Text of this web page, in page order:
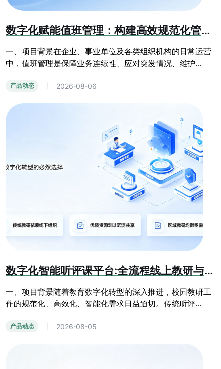
数字化赋能值班管理：构建高效规范化管控体系
一、项目背景在企业、事业单位及各类组织机构的日常运营
中，值班管理是保障业务连续性、应对突发情况、维护...
产品动态 2026-08-06
数字化智能听评课平台:全流程线上教研与教学质量提升系统
一、项目背景随着教育数字化转型的深入推进，校园教研工
作的规范化、高效化、智能化需求日益迫切。传统听评...
产品动态 2026-08-05